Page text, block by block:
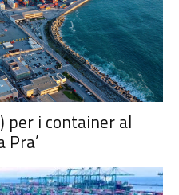
per i container al
Pra’